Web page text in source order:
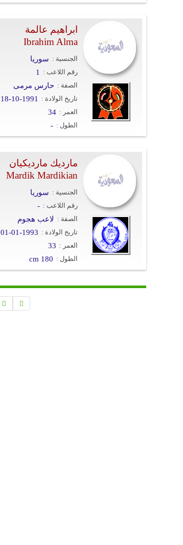
ابراهيم عالمة
Ibrahim Alma
الجنسية : سوريا
رقم اللاعب : 1
الصفة : حارس مرمى
تاريخ الولادة : 18-10-1991
العمر : 34
الطول : -
مارديك مارديكيان
Mardik Mardikian
الجنسية : سوريا
رقم اللاعب : -
الصفة : لاعب هجوم
تاريخ الولادة : 01-01-1993
العمر : 33
الطول : cm 180